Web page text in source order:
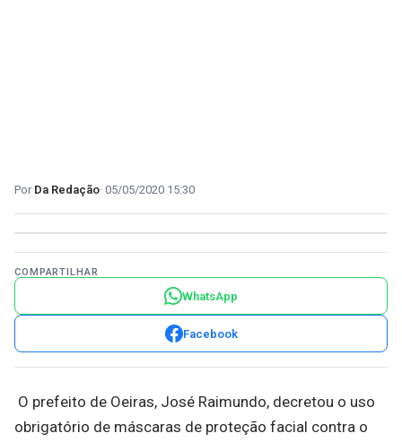
Da Redação 05/05/2020 15:30
COMPARTILHAR
WhatsApp
Facebook
O prefeito de Oeiras, José Raimundo, decretou o uso
obrigatório de máscaras de proteção facial contra o